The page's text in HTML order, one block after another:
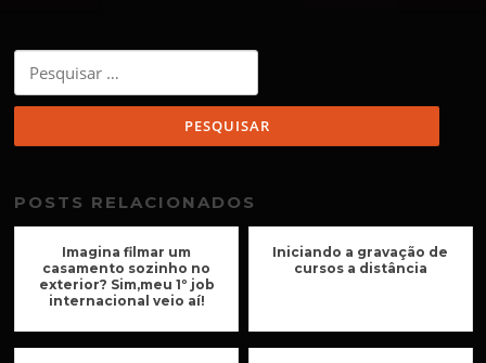
por:
POSTS RELACIONADOS
Imagina filmar um
casamento sozinho no
exterior? Sim,meu 1º job
internacional veio aí!
Iniciando a gravação de
cursos a distância